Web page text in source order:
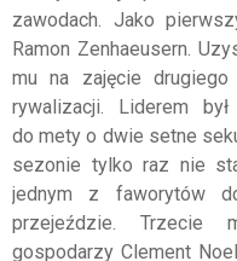
zawodach. Jako
Ramon Zenhaeusern.
mu na zajęcie
rywalizacji. Liderem
do mety o dwie setne
sezonie tylko raz nie
jednym z faworytów
przejeździe. Trzecie
gospodarzy Clement